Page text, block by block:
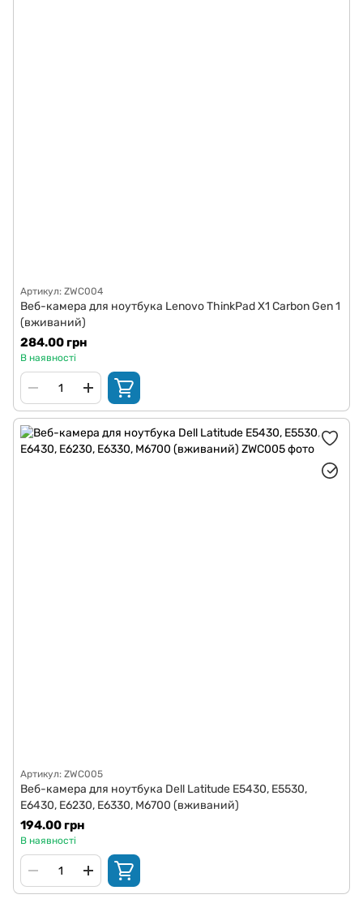
Артикул: ZWC004
Веб-камера для ноутбука Lenovo ThinkPad X1 Carbon Gen 1
(вживаний)
284.00 грн
В наявності
Артикул: ZWC005
Веб-камера для ноутбука Dell Latitude E5430, E5530,
E6430, E6230, E6330, M6700 (вживаний)
194.00 грн
В наявності